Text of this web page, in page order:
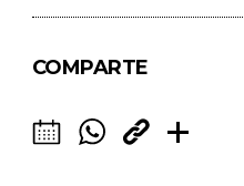
COMPARTE